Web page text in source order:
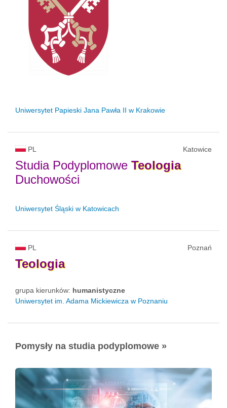
Uniwersytet Papieski Jana Pawła II w Krakowie
PL Katowice
Studia Podyplomowe Teologia
Duchowości
Uniwersytet Śląski w Katowicach
PL Poznań
Teologia
grupa kierunków: humanistyczne
Uniwersytet im. Adama Mickiewicza w Poznaniu
Pomysły na studia podyplomowe »